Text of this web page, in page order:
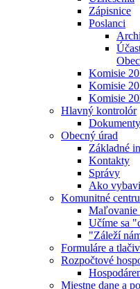
Zápisnice
Poslanci
Komisie
Komisie
Komisie
Hlavný kontrolór
Obecný úrad
Základné
Kontakty
Správy
Ako
Komunitné
Maľovanie
Učíme sa
"Záleží
Formuláre a
Rozpočtové
Miestne dane a